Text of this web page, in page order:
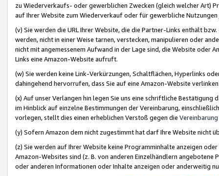
zu Wiederverkaufs- oder gewerblichen Zwecken (gleich welcher Art)
auf Ihrer Website zum Wiederverkauf oder für gewerbliche
(v) Sie werden die URL Ihrer Website, die die Partner-Links enthält
werden, nicht in einer Weise tarnen, verstecken, manipulieren oder
nicht mit angemessenem Aufwand in der Lage sind, die Website oder
Links eine Amazon-Website aufruft.
(w) Sie werden keine Link-Verkürzungen, Schaltflächen, Hyperlinks
dahingehend hervorrufen, dass Sie auf eine Amazon-Website
(x) Auf unser Verlangen hin legen Sie uns eine schriftliche
im Hinblick auf einzelne Bestimmungen der Vereinbarung,
vorlegen, stellt dies einen erheblichen Verstoß gegen die Vereinbarung
(y) Sofern Amazon dem nicht zugestimmt hat darf Ihre Website nicht
(z) Sie werden auf Ihrer Website keine Programminhalte anzeigen
Amazon-Websites sind (z. B. von anderen Einzelhändlern
oder anderen Informationen oder Inhalte anzeigen oder anderweitig